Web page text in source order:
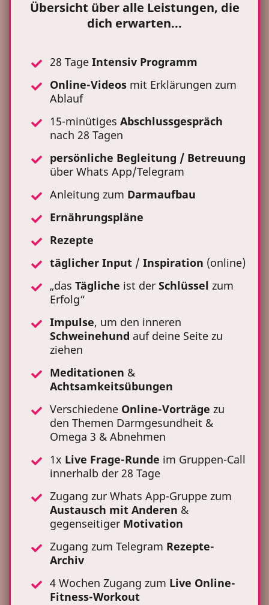
Übersicht über alle Leistungen, die
dich erwarten...
28 Tage Intensiv Programm
Online-Videos mit Erklärungen zum
Ablauf
15-minütiges Abschlussgespräch
nach 28 Tagen
persönliche Begleitung / Betreuung
über Whats App/Telegram
Anleitung zum Darmaufbau
Ernährungspläne
Rezepte
täglicher Input / Inspiration (online)
„das Tägliche ist der Schlüssel zum
Erfolg“
Impulse, um den inneren
Schweinehund auf deine Seite zu
ziehen
Meditationen &
Achtsamkeitsübungen
Verschiedene Online-Vorträge zu
den Themen Darmgesundheit &
Omega 3 & Abnehmen
1x Live Frage-Runde im Gruppen-Call
innerhalb der 28 Tage
Zugang zur Whats App-Gruppe zum
Austausch mit Anderen &
gegenseitiger Motivation
Zugang zum Telegram Rezepte-
Archiv
4 Wochen Zugang zum Live Online-
Fitness-Workout